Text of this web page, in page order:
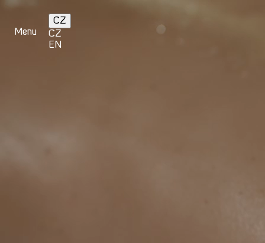
Přejít
hlavnímu
Menu
CZ
CZ
EN